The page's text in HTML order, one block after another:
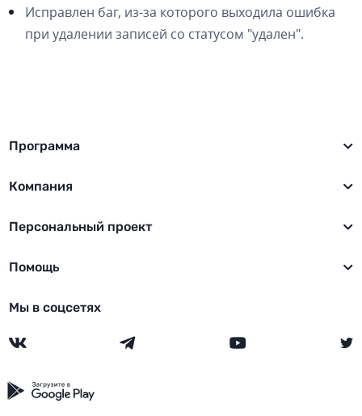
Исправлен баг, из-за которого выходила ошибка
при удалении записей со статусом "удален".
Программа
Компания
Персональный проект
Помощь
Мы в соцсетях